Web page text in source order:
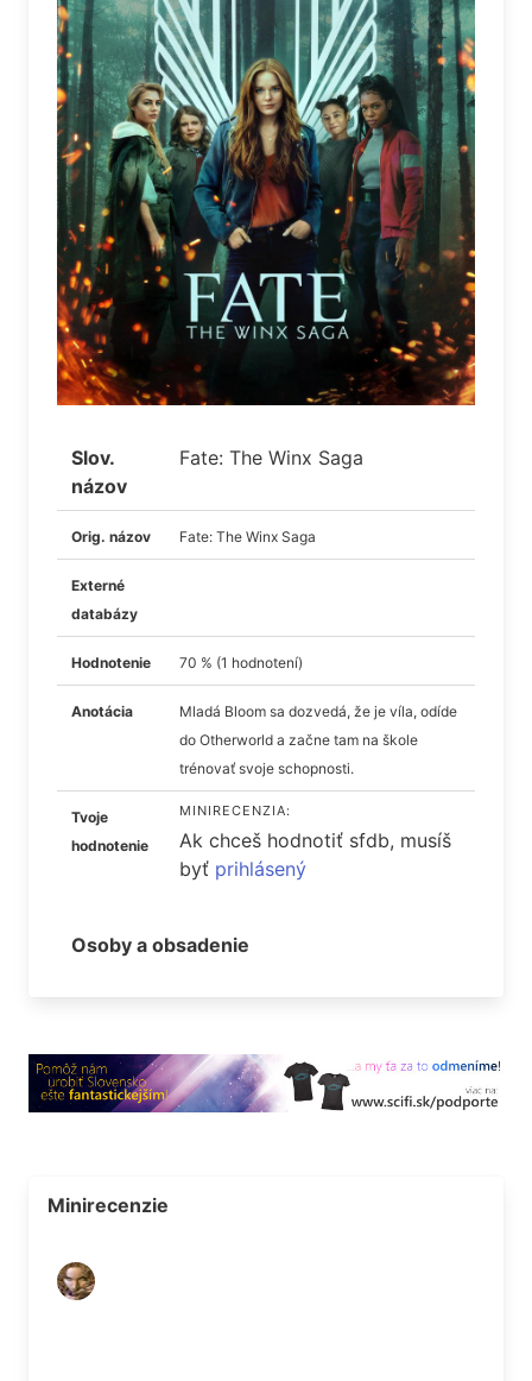
Slov.
názov
Fate: The Winx Saga
Orig. názov Fate: The Winx Saga
Externé
databázy
Hodnotenie 70 % (1 hodnotení)
Anotácia
Mladá Bloom sa dozvedá, že je víla, odíde
do Otherworld a začne tam na škole
trénovať svoje schopnosti.
Tvoje
hodnotenie
MINIRECENZIA:
Ak chceš hodnotiť sfdb, musíš
byť prihlásený
Osoby a obsadenie
Minirecenzie